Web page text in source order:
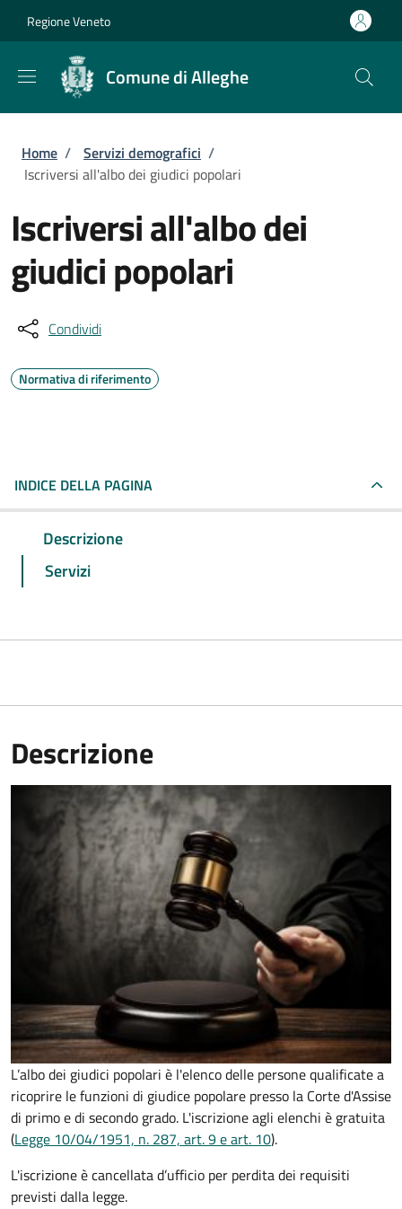
Regione Veneto
Comune di Alleghe
Briciole di pane
Home / Servizi demografici /
Iscriversi all'albo dei giudici popolari
Iscriversi all'albo dei
giudici popolari
Condividi
Normativa di riferimento
INDICE DELLA PAGINA
Descrizione
Servizi
Descrizione
L’albo dei giudici popolari è l'elenco delle persone qualificate a
ricoprire le funzioni di giudice popolare presso la Corte d'Assise
di primo e di secondo grado. L'iscrizione agli elenchi è gratuita
(Legge 10/04/1951, n. 287, art. 9 e art. 10).
L'iscrizione è cancellata d’ufficio per perdita dei requisiti
previsti dalla legge.